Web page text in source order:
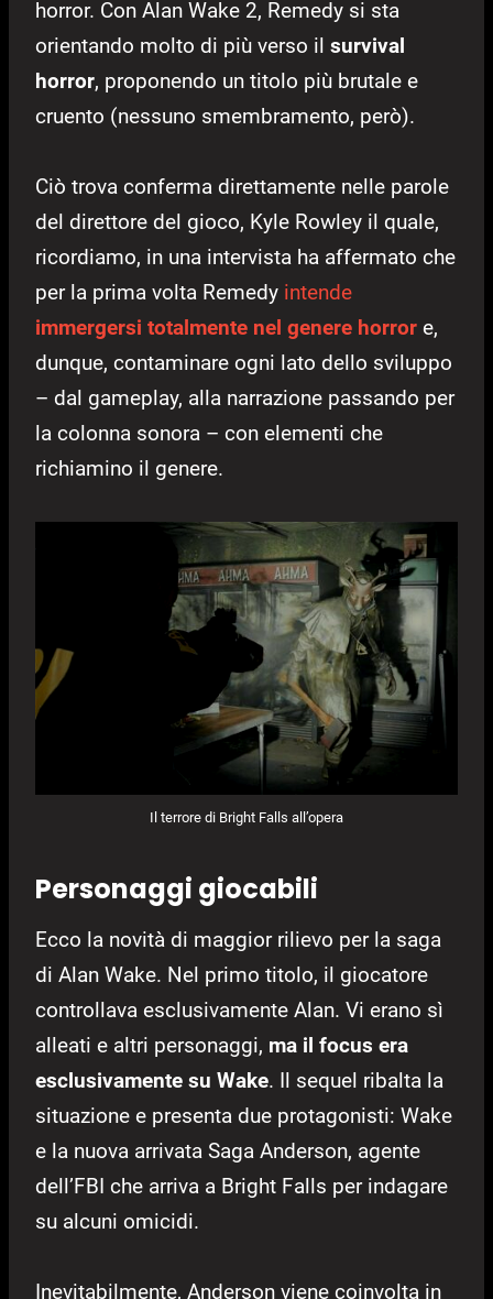
horror. Con Alan Wake 2, Remedy si sta
orientando molto di più verso il survival
horror, proponendo un titolo più brutale e
cruento (nessuno smembramento, però).
Ciò trova conferma direttamente nelle parole
del direttore del gioco, Kyle Rowley il quale,
ricordiamo, in una intervista ha affermato che
per la prima volta Remedy intende
immergersi totalmente nel genere horror e,
dunque, contaminare ogni lato dello sviluppo
– dal gameplay, alla narrazione passando per
la colonna sonora – con elementi che
richiamino il genere.
Il terrore di Bright Falls all’opera
Personaggi giocabili
Ecco la novità di maggior rilievo per la saga
di Alan Wake. Nel primo titolo, il giocatore
controllava esclusivamente Alan. Vi erano sì
alleati e altri personaggi, ma il focus era
esclusivamente su Wake. Il sequel ribalta la
situazione e presenta due protagonisti: Wake
e la nuova arrivata Saga Anderson, agente
dell’FBI che arriva a Bright Falls per indagare
su alcuni omicidi.
Inevitabilmente, Anderson viene coinvolta in